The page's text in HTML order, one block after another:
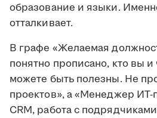
образование и языки.
отталкивает.
В графе «Желаемая
понятно прописано, кто вы
можете быть полезны. Не
проектов», а «Менеджер ИТ-
CRM, работа с